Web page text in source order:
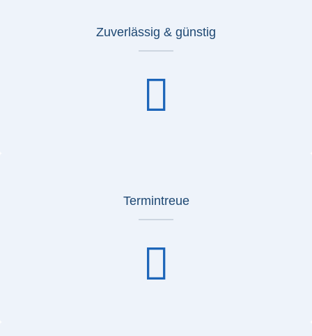
Zuverlässig & günstig
Termintreue